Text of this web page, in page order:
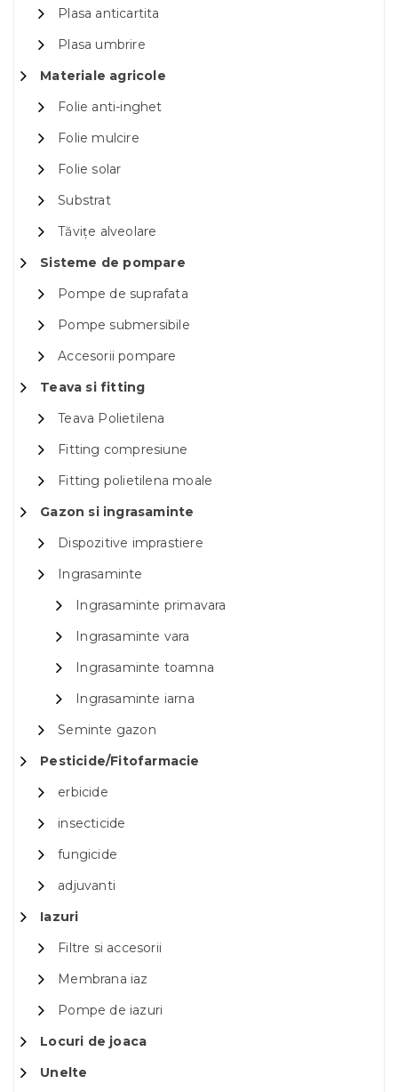
Plasa anticartita
Plasa umbrire
Materiale agricole
Folie anti-inghet
Folie mulcire
Folie solar
Substrat
Tăvițe alveolare
Sisteme de pompare
Pompe de suprafata
Pompe submersibile
Accesorii pompare
Teava si fitting
Teava Polietilena
Fitting compresiune
Fitting polietilena moale
Gazon si ingrasaminte
Dispozitive imprastiere
Ingrasaminte
Ingrasaminte primavara
Ingrasaminte vara
Ingrasaminte toamna
Ingrasaminte iarna
Seminte gazon
Pesticide/Fitofarmacie
erbicide
insecticide
fungicide
adjuvanti
Iazuri
Filtre si accesorii
Membrana iaz
Pompe de iazuri
Locuri de joaca
Unelte